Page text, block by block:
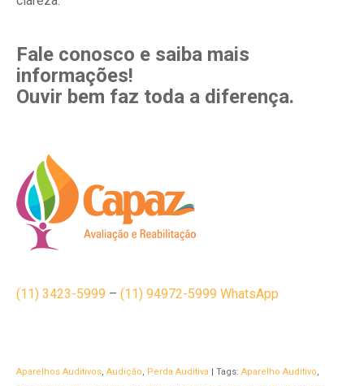
Fale conosco e saiba mais
informações!
Ouvir bem faz toda a diferença.
(11) 3423-5999 – (11) 94972-5999 WhatsApp
Aparelhos Auditivos, Audição, Perda Auditiva | Tags: Aparelho Auditivo,